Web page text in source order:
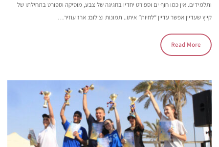
ותלמידים. אין כמו חוף ים וספורט יחדיו בחגיגה של צבע, מוסיקה וספורט בתחילתו של
קייץ שעדיין אפשר עדיין “לחיות” איתו.. תמונות וצילום: ארז עוזיר…
Read More